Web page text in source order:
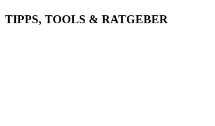
Psychologie
Psychotherapie
TIPPS, TOOLS & RATGEBER